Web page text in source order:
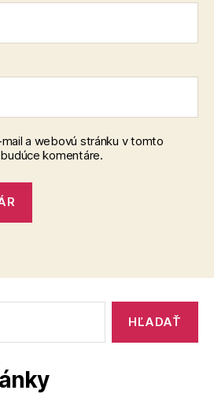
a webovú stránku v tomto
komentáre.